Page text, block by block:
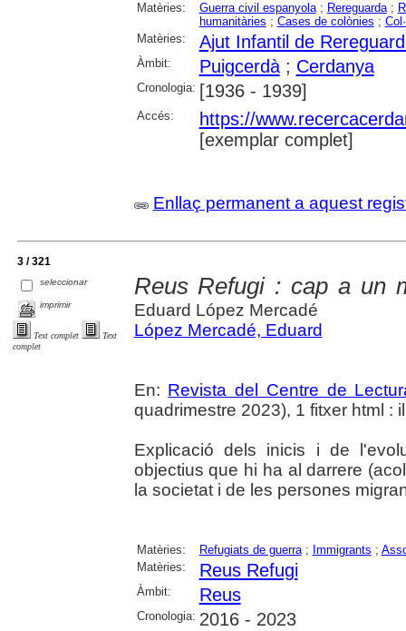
Matèries: Guerra civil espanyola; Rereguarda;
humanitàries ; Cases de colònies ;
Matèries:
Ajut Infantil de
Àmbit: Puigcerdà; Cerdanya
Cronologia: [1936 - 1939]
Accés:
https://
[exemplar complet]
Enllaç permanent a aquest
3 / 321
seleccionar
imprimir
Text complet
Text
complet
Reus Refugi : cap a un
Eduard López Mercadé
López Mercadé, Eduard
En: Revista del Centre de
quadrimestre 2023), 1 fitxer html :
Explicació dels inicis i de
objectius que hi ha al darrere
la societat i de les persones
Matèries: Refugiats de guerra; Immigrants ;
Matèries:
Reus Refugi
Àmbit: Reus
Cronologia: 2016 - 2023